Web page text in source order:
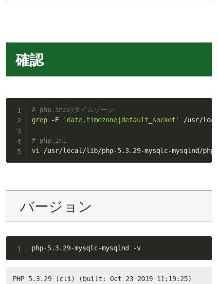
確認
# php.iniのタイムゾーン
grep -E 'date.timezone|default_socket' /usr/
# php.ini
vi
/usr/local/lib/php-5.3.29-mysqlc-mysqlnd/
バージョン
php-5.3.29-mysqlc-mysqlnd -v
PHP 5.3.29 (cli) (built: Oct 23 2019 11:19:25)